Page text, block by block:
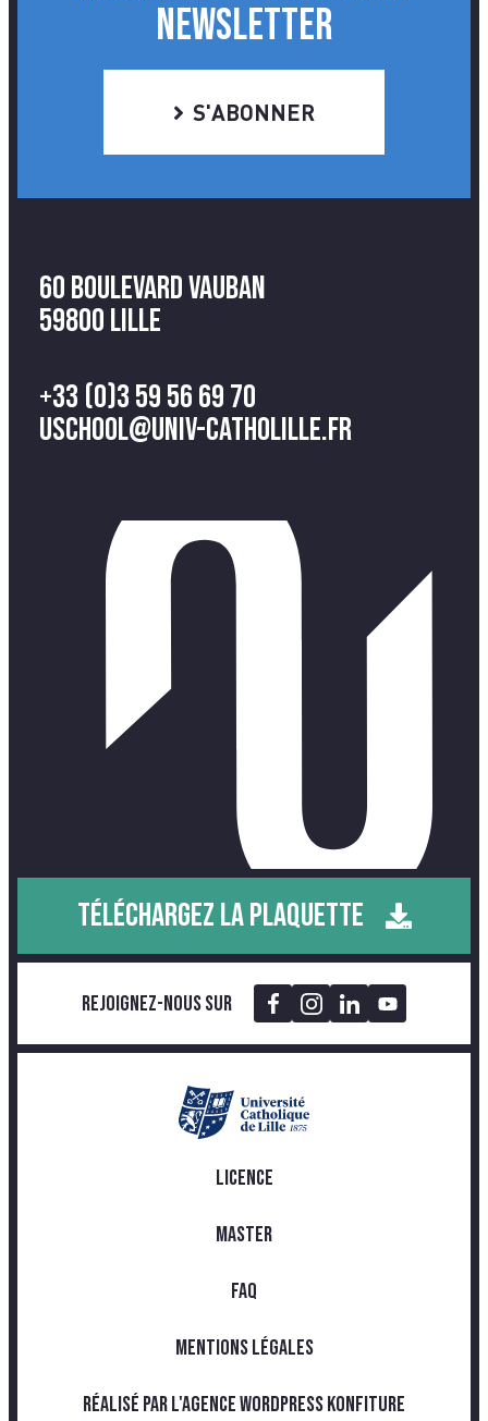
NEWSLETTER
S'ABONNER
60 Boulevard Vauban
59800 Lille
+33 (0)3 59 56 69 70
uschool@univ-catholille.fr
TÉLÉCHARGEZ LA PLAQUETTE
Rejoignez-nous sur
LICENCE
MASTER
FAQ
MENTIONS LÉGALES
RÉALISÉ PAR L'AGENCE WORDPRESS KONFITURE